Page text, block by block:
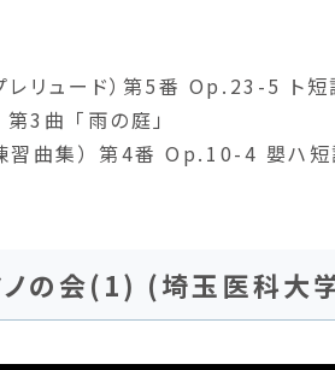
レリュード）第5番 Op.23-5 ト短
第3曲 「雨の庭」
練習曲集） 第4番 Op.10-4 嬰ハ短
ノの会(1) (埼玉医科